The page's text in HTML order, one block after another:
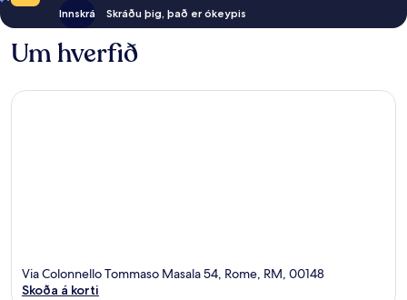
Innskrá Skráðu þig, það er ókeypis
Um hverfið
Via Colonnello Tommaso Masala 54, Rome, RM, 00148
Skoða á korti